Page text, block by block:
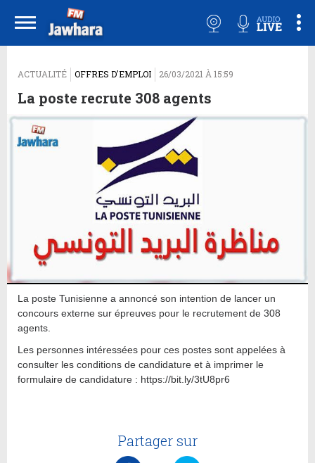
ACTUALITÉ OFFRES D'EMPLOI 26/03/2021 À 15:59
La poste recrute 308 agents
La poste Tunisienne a annoncé son intention de lancer un
concours externe sur épreuves pour le recrutement de 308
agents.
Les personnes intéressées pour ces postes sont appelées à
consulter les conditions de candidature et à imprimer le
formulaire de candidature : https://bit.ly/3tU8pr6
Partager sur